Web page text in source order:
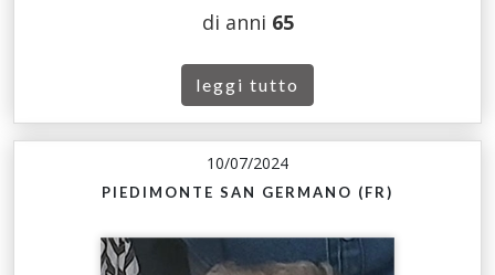
di anni 65
leggi tutto
10/07/2024
PIEDIMONTE SAN GERMANO (FR)